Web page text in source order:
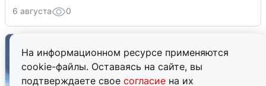
На информационном ресурсе применяются
cookie-файлы. Оставаясь на сайте, вы
подтверждаете свое согласие на их
6 августа 0